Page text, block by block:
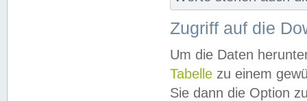
Zugriff auf die
Um die Daten
Tabelle zu einem
Sie dann die Option